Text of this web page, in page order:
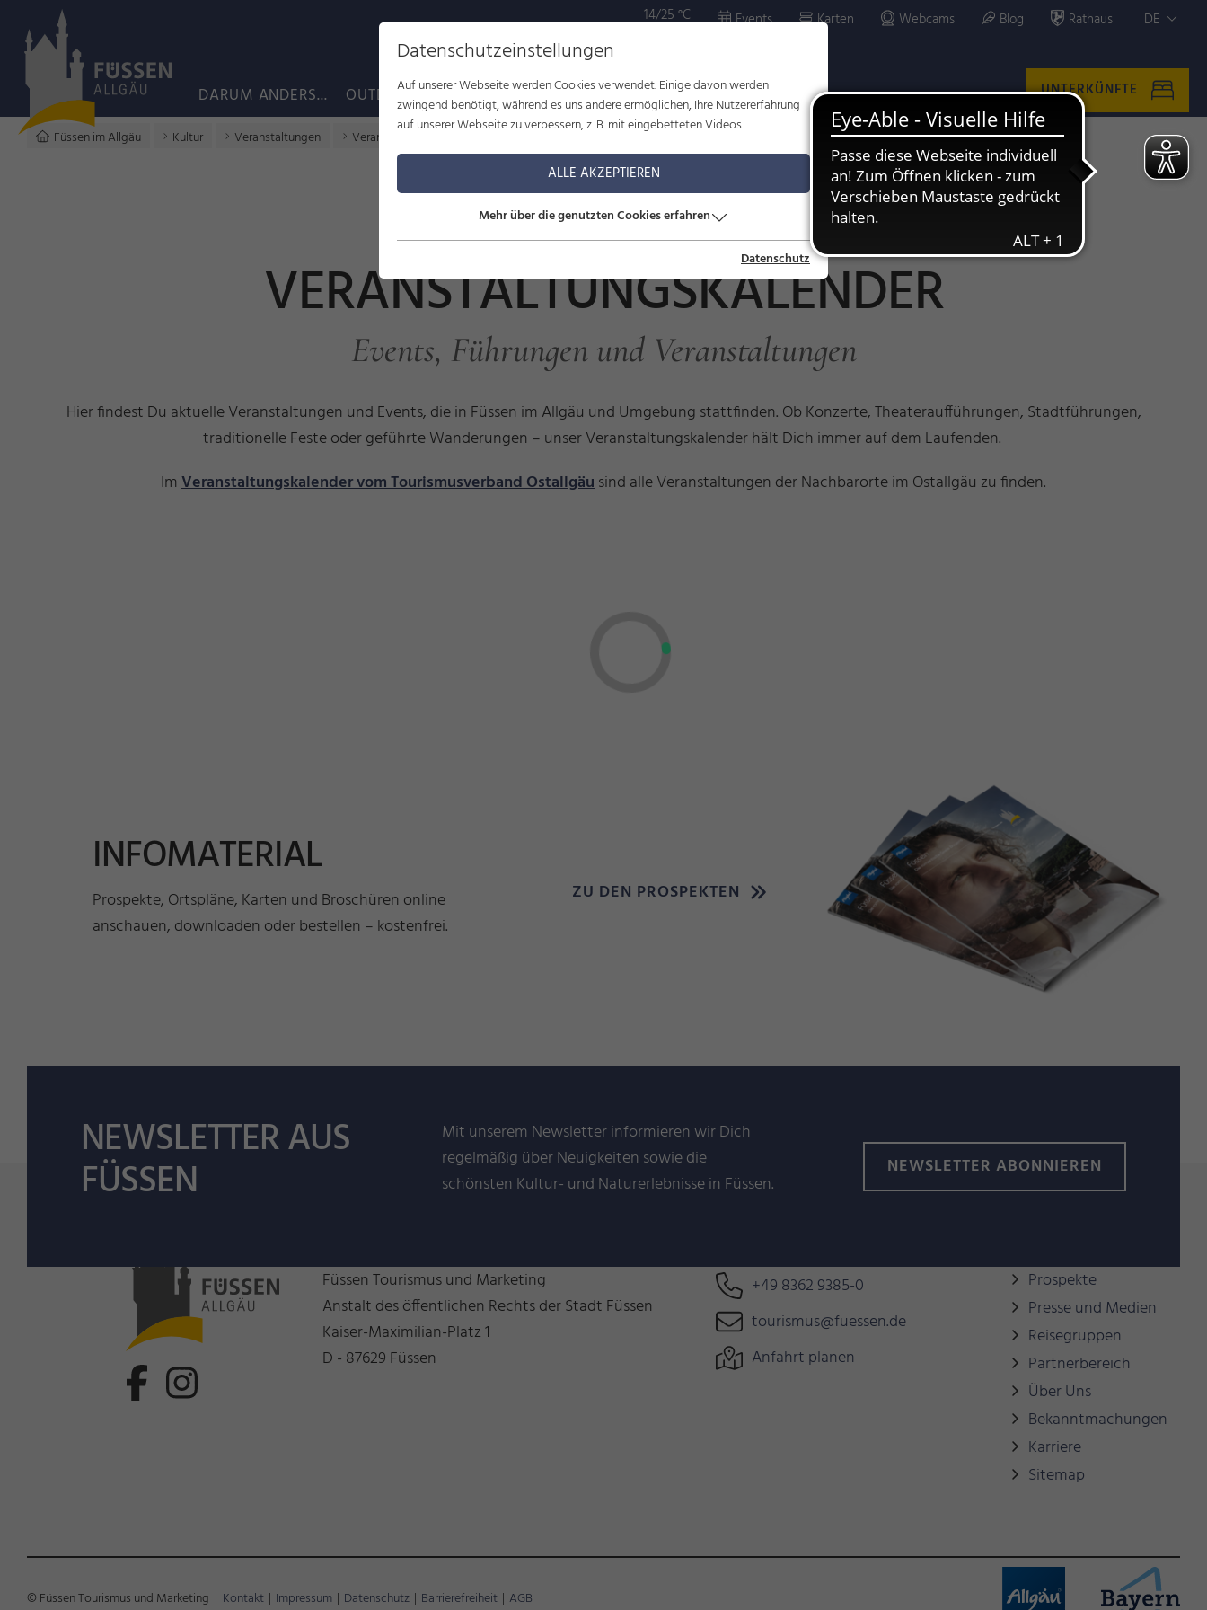
14/25 °C Events Karten Webcams Blog Rathaus DE
DARUM ANDERS... OUTDOOR KULTUR WOHLBEFINDEN FAMILIE SERVICE UNTERKÜNFTE
Füssen im Allgäu Kultur Veranstaltungen Veranstaltungskalender
VERANSTALTUNGSKALENDER
Events, Führungen und Veranstaltungen
Hier findest Du aktuelle Veranstaltungen und Events, die in Füssen im Allgäu und Umgebung stattfinden. Ob Konzerte, Theateraufführungen, Stadtführungen,
traditionelle Feste oder geführte Wanderungen – unser Veranstaltungskalender hält Dich immer auf dem Laufenden.
Im Veranstaltungskalender vom Tourismusverband Ostallgäusind alle Veranstaltungen der Nachbarorte im Ostallgäu zu finden.
INFOMATERIAL
Prospekte, Ortspläne, Karten und Broschüren online
anschauen, downloaden oder bestellen – kostenfrei.
ZU DEN PROSPEKTEN
NEWSLETTER AUS
FÜSSEN
Mit unserem Newsletter informieren wir Dich
regelmäßig über Neuigkeiten sowie die
schönsten Kultur- und Naturerlebnisse in Füssen.
NEWSLETTER ABONNIEREN
Füssen Tourismus und Marketing
Anstalt des öffentlichen Rechts der Stadt Füssen
Kaiser-Maximilian-Platz 1
D - 87629 Füssen
+49 8362 9385-0
tourismus@fuessen.de
Anfahrt planen
Prospekte
Presse und Medien
Reisegruppen
Partnerbereich
Über Uns
Bekanntmachungen
Karriere
Sitemap
© Füssen Tourismus und Marketing Kontakt | Impressum | Datenschutz | Barrierefreiheit | AGB
Datenschutzeinstellungen
Auf unserer Webseite werden Cookies verwendet. Einige davon werden
zwingend benötigt, während es uns andere ermöglichen, Ihre Nutzererfahrung
auf unserer Webseite zu verbessern, z. B. mit eingebetteten Videos.
ALLE AKZEPTIEREN
Mehr über die genutzten Cookies erfahren
Datenschutz